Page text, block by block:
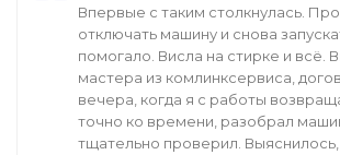
Впервые с таким столкнулась.
отключать машину и снова
помогало. Висла на стирке и всё.
мастера из комлинксервиса,
вечера, когда я с работы
точно ко времени, разобрал
тщательно проверил.